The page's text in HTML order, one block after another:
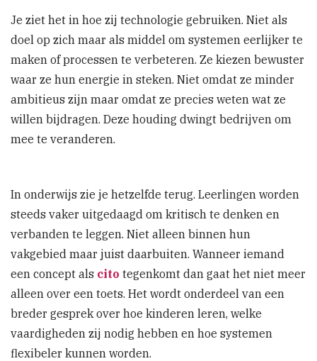
Je ziet het in hoe zij technologie gebruiken. Niet als
doel op zich maar als middel om systemen eerlijker te
maken of processen te verbeteren. Ze kiezen bewuster
waar ze hun energie in steken. Niet omdat ze minder
ambitieus zijn maar omdat ze precies weten wat ze
willen bijdragen. Deze houding dwingt bedrijven om
mee te veranderen.
In onderwijs zie je hetzelfde terug. Leerlingen worden
steeds vaker uitgedaagd om kritisch te denken en
verbanden te leggen. Niet alleen binnen hun
vakgebied maar juist daarbuiten. Wanneer iemand
een concept als cito tegenkomt dan gaat het niet meer
alleen over een toets. Het wordt onderdeel van een
breder gesprek over hoe kinderen leren, welke
vaardigheden zij nodig hebben en hoe systemen
flexibeler kunnen worden.